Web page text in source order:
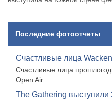
Последние фотоотчеты
Счастливые лица
Счастливые лица
Open Air
The Gathering